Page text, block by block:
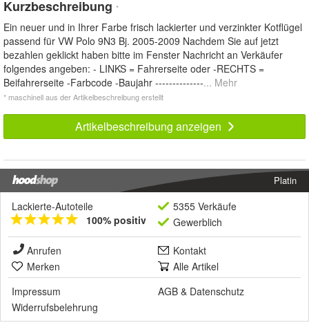
Kurzbeschreibung *
Ein neuer und in Ihrer Farbe frisch lackierter und verzinkter Kotflügel
passend für VW Polo 9N3 Bj. 2005-2009 Nachdem Sie auf jetzt
bezahlen geklickt haben bitte im Fenster Nachricht an Verkäufer
folgendes angeben: - LINKS = Fahrerseite oder -RECHTS =
Beifahrerseite -Farbcode -Baujahr --------------... Mehr
* maschinell aus der Artikelbeschreibung erstellt
Artikelbeschreibung anzeigen
Platin
Lackierte-Autoteile
100% positiv
5355 Verkäufe
Gewerblich
Anrufen
Kontakt
Merken
Alle Artikel
Impressum
AGB & Datenschutz
Widerrufsbelehrung